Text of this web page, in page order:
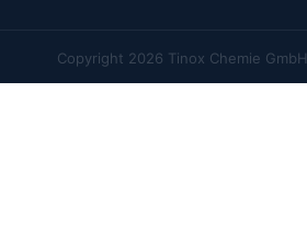
Copyright 2026 Tinox Chemie GmbH